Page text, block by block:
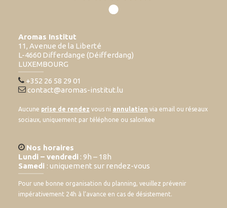
Aromas Institut
11, Avenue de la Liberté
L-4660 Differdange (Déifferdang)
LUXEMBOURG
+352 26 58 29 01
contact@aromas-institut.lu
Aucune prise de rendez vous ni annulation via email ou réseaux
sociaux, uniquement par téléphone ou salonkee
Nos horaires
Lundi – vendredi : 9h – 18h
Samedi : uniquement sur rendez-vous
Pour une bonne organisation du planning, veuillez prévenir
impérativement 24h à l’avance en cas de désistement.